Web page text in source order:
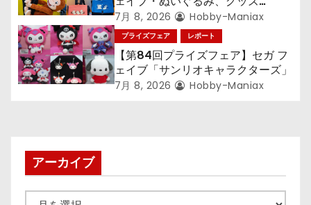
『LiSA』『ミニオン』『おさるの
ジョージ』『ポケットモンスター』
7月 8, 2026 Hobby-Maniax
プライズフェア レポート
【第84回プライズフェア】セガ フ
ェイブ「サンリオキャラクターズ」
7月 8, 2026 Hobby-Maniax
アーカイブ